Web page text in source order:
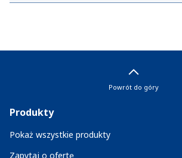
Powrót do góry
Produkty
Pokaż wszystkie produkty
Zapytaj o ofertę